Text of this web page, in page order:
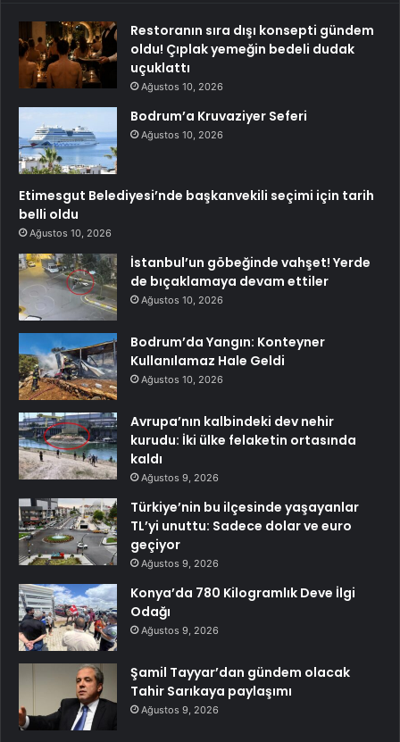
Restoranın sıra dışı konsepti gündem
oldu! Çıplak yemeğin bedeli dudak
uçuklattı
Ağustos 10, 2026
Bodrum’a Kruvaziyer Seferi
Ağustos 10, 2026
Etimesgut Belediyesi’nde başkanvekili seçimi için tarih
belli oldu
Ağustos 10, 2026
İstanbul’un göbeğinde vahşet! Yerde
de bıçaklamaya devam ettiler
Ağustos 10, 2026
Bodrum’da Yangın: Konteyner
Kullanılamaz Hale Geldi
Ağustos 10, 2026
Avrupa’nın kalbindeki dev nehir
kurudu: İki ülke felaketin ortasında
kaldı
Ağustos 9, 2026
Türkiye’nin bu ilçesinde yaşayanlar
TL’yi unuttu: Sadece dolar ve euro
geçiyor
Ağustos 9, 2026
Konya’da 780 Kilogramlık Deve İlgi
Odağı
Ağustos 9, 2026
Şamil Tayyar’dan gündem olacak
Tahir Sarıkaya paylaşımı
Ağustos 9, 2026